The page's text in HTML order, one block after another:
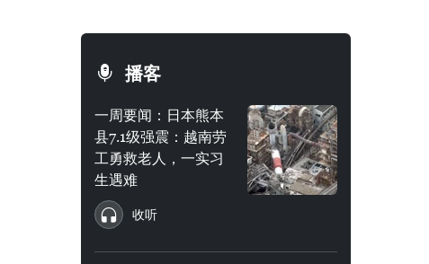
播客
一周要闻：日本熊本
县7.1级强震：越南劳
工勇救老人，一实习
生遇难
收听